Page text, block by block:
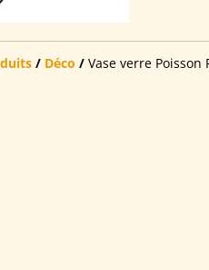
/ Déco / Vase verre Poisson